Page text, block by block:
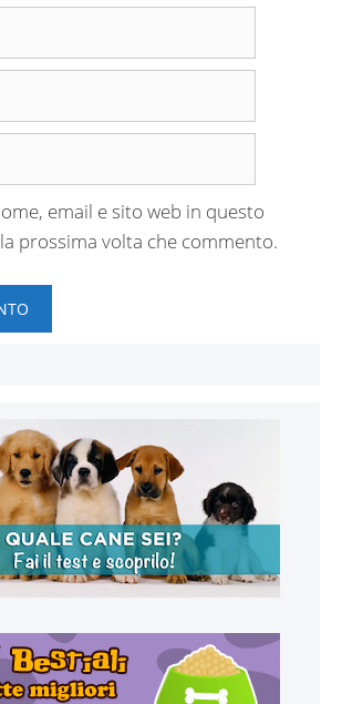
email e sito web in questo
prossima volta che commento.